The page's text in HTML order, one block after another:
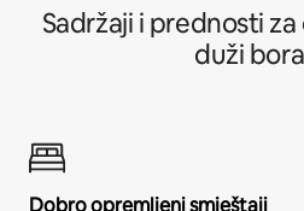
Sadržaji i prednosti
duži
Dobro opremljeni smještaji